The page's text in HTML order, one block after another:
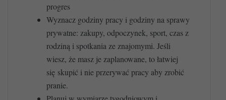
progres
Wyznacz godziny pracy i godziny na sprawy
prywatne: zakupy, odpoczynek, sport, czas z
rodziną i spotkania ze znajomymi. Jeśli
wiesz, że masz je zaplanowane, to łatwiej
się skupić i nie przerywać pracy aby zrobić
pranie.